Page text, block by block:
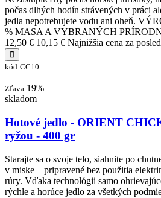
počas dlhých hodín strávených v práci
jedla nepotrebujete vodu ani oheň.
% MASA A VYBRANÝCH
12,50 €10,15 € Najnižšia cena za
kód:CC10
Zľava 19%
skladom
Hotové jedlo - ORIENT
ryžou - 400 gr
Starajte sa o svoje telo, siahnite po
v miske – pripravené bez použitia
rúry. Vďaka technológii samo
rýchle a horúce jedlo za všetkých